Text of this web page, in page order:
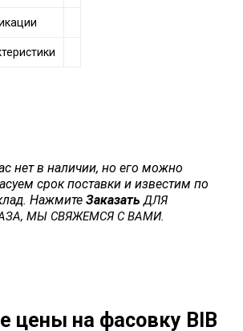
нет в наличии, но его можно
срок поставки и известим по
Нажмите Заказать ДЛЯ
МЫ СВЯЖЕМСЯ С ВАМИ.
цены на фасовку BIB